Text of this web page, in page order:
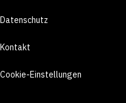
Datenschutz
Kontakt
Cookie-Einstellungen